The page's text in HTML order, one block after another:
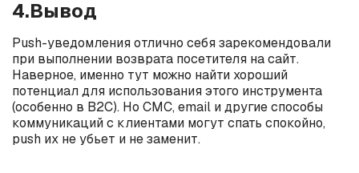
4.Вывод
Push-уведомления отлично себя зарекомендовали
при выполнении возврата посетителя на сайт.
Наверное, именно тут можно найти хороший
потенциал для использования этого инструмента
(особенно в B2C). Но СМС, email и другие способы
коммуникаций с клиентами могут спать спокойно,
push их не убьет и не заменит.